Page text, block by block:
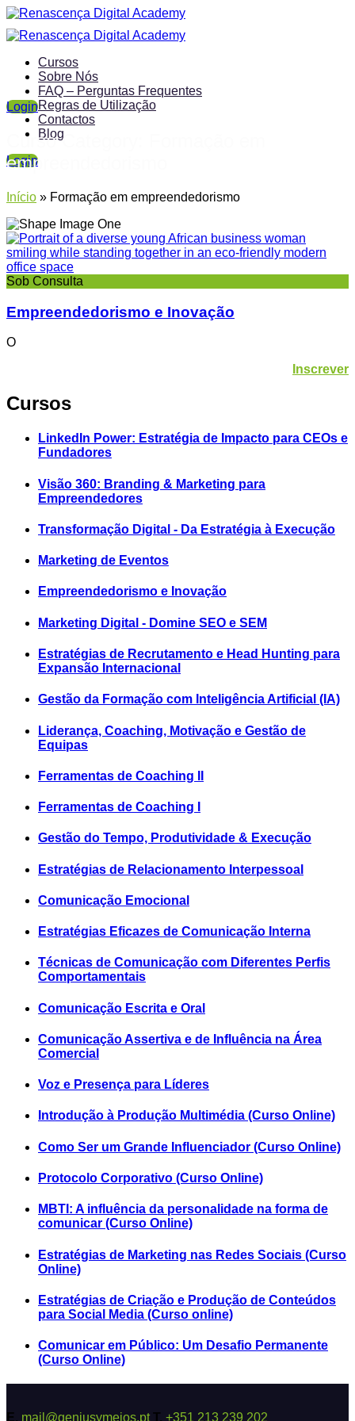
Cursos
Sobre Nós
FAQ – Perguntas Frequentes
Regras de Utilização
Contactos
Blog
Login
Login
Curso Category:
empreendedorismo
Início » Formação em empreendedorismo
Sob Consulta
Empreendedorismo e Inovação
O
Inscrever
Cursos
LinkedIn Power: Estratégia de Impacto para CEOs e
Fundadores
Visão 360: Branding & Marketing para
Empreendedores
Transformação Digital - Da Estratégia à Execução
Marketing de Eventos
Empreendedorismo e Inovação
Marketing Digital - Domine SEO e SEM
Estratégias de Recrutamento e Head Hunting para
Expansão Internacional
Gestão da Formação com Inteligência Artificial (IA)
Liderança, Coaching, Motivação e Gestão de
Equipas
Ferramentas de Coaching II
Ferramentas de Coaching I
Gestão do Tempo, Produtividade & Execução
Estratégias de Relacionamento Interpessoal
Comunicação Emocional
Estratégias Eficazes de Comunicação Interna
Técnicas de Comunicação com Diferentes Perfis
Comportamentais
Comunicação Escrita e Oral
Comunicação Assertiva e de Influência na Área
Comercial
Voz e Presença para Líderes
Introdução à Produção Multimédia (Curso Online)
Como Ser um Grande Influenciador (Curso Online)
Protocolo Corporativo (Curso Online)
MBTI: A influência da personalidade na forma de
comunicar (Curso Online)
Estratégias de Marketing nas Redes Sociais (Curso
Online)
Estratégias de Criação e Produção de Conteúdos
para Social Media (Curso online)
Comunicar em Público: Um Desafio Permanente
(Curso Online)
E. mail@geniusymeios.pt T. +351 213 239 202